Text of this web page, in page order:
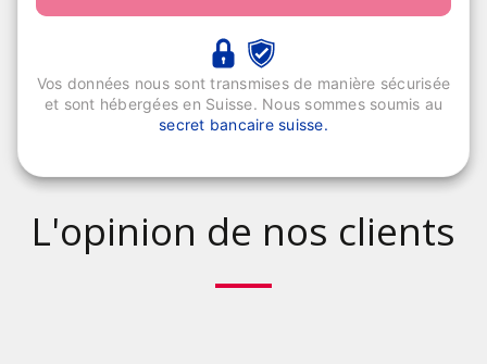
Vos données nous sont transmises de manière sécurisée
et sont hébergées en Suisse. Nous sommes soumis au
secret bancaire suisse.
L'opinion de nos clients